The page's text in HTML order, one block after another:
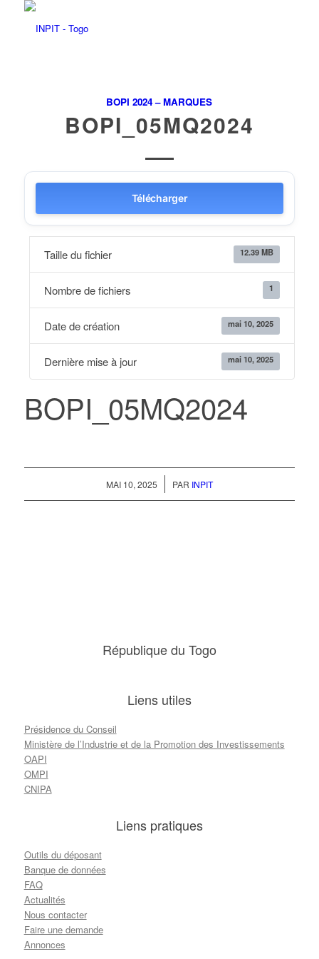
BOPI 2024 – MARQUES
BOPI_05MQ2024
Télécharger
Taille du fichier 12.39 MB
Nombre de fichiers 1
Date de création mai 10, 2025
Dernière mise à jour mai 10, 2025
BOPI_05MQ2024
MAI 10, 2025
/ PAR INPIT
République du Togo
Liens utiles
Présidence du Conseil
Ministère de l’Industrie et de la Promotion des Investissements
OAPI
OMPI
CNIPA
Liens pratiques
Outils du déposant
Banque de données
FAQ
Actualités
Nous contacter
Faire une demande
Annonces